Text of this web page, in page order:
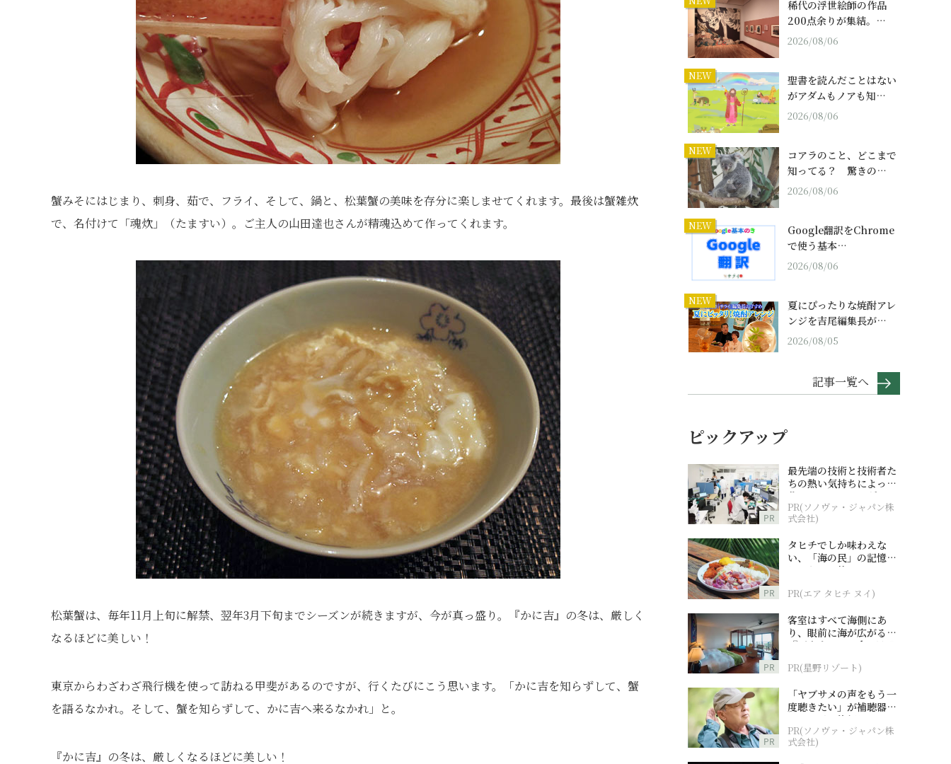
蟹みそにはじまり、刺身、茹で、フライ、そして、鍋と、松葉蟹の美味を存分に楽しませてくれます。最後は蟹雑炊
で、名付けて「魂炊」（たますい）。ご主人の山田達也さんが精魂込めて作ってくれます。
松葉蟹は、毎年11月上旬に解禁、翌年3月下旬までシーズンが続きますが、今が真っ盛り。『かに吉』の冬は、厳しく
なるほどに美しい！
東京からわざわざ飛行機を使って訪ねる甲斐があるのですが、行くたびにこう思います。「かに吉を知らずして、蟹
を語るなかれ。そして、蟹を知らずして、かに吉へ来るなかれ」と。
『かに吉』の冬は、厳しくなるほどに美しい！
稀代の浮世絵師の作品
200点余りが集結。…
2026/08/06
NEW
聖書を読んだことはない
がアダムもノアも知…
2026/08/06
NEW
コアラのこと、どこまで
知ってる？ 驚きの…
2026/08/06
NEW
Google翻訳をChrome
で使う基本…
2026/08/06
NEW
夏にぴったりな焼酎アレ
ンジを吉尾編集長が…
2026/08/05
記事一覧へ
ピックアップ
PR
最先端の技術と技術者た
ちの熱い気持ちによって
作られているオーダーメ
イド補聴器
PR(ソノヴァ・ジャパン株
式会社)
PR
タヒチでしか味わえな
い、「海の民」の記憶へ
とつながる旅
PR(エア タヒチ ヌイ)
PR
客室はすべて海側にあ
り、眼前に海が広がる
『西表島ホテル by 星野
PR(星野リゾート)
PR
「ヤブサメの声をもう一
度聴きたい」が補聴器チ
ャレンジの後押しに
PR(ソノヴァ・ジャパン株
式会社)